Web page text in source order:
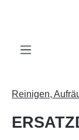
Zum Hauptinhalt
Reinigen,